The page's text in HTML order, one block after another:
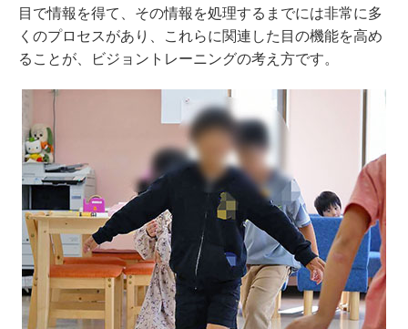
目で情報を得て、その情報を処理するまでには非常に多
くのプロセスがあり、これらに関連した目の機能を高め
ることが、ビジョントレーニングの考え方です。